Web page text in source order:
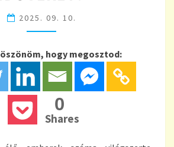
ÉLŐ
IDŐSEKET?
2025. 09. 10.
hogy megosztod:
0
Shares